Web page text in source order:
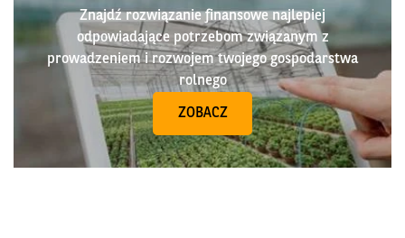
Znajdź rozwiązanie finansowe najlepiej
odpowiadające potrzebom związanym z
prowadzeniem i rozwojem twojego gospodarstwa
rolnego
ZOBACZ